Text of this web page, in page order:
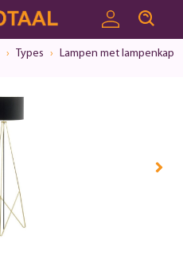
Types Lampen met lampenkap